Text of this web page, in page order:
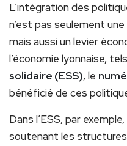
L’intégration des
n’est pas seulement
mais aussi un levier
l’économie lyonnaise,
solidaire (ESS), le
bénéficié de ces
Dans l’ESS, par
soutenant les